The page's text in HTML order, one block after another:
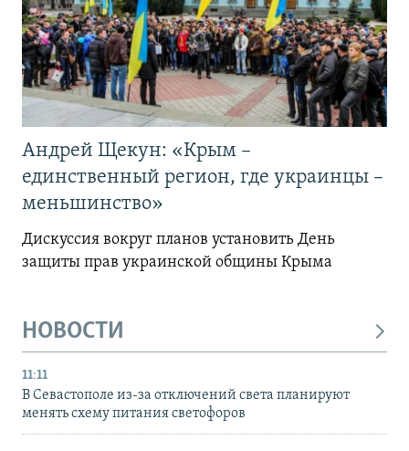
Андрей Щекун: «Крым –
единственный регион, где украинцы –
меньшинство»
Дискуссия вокруг планов установить День
защиты прав украинской общины Крыма
НОВОСТИ
11:11
В Севастополе из-за отключений света планируют
менять схему питания светофоров